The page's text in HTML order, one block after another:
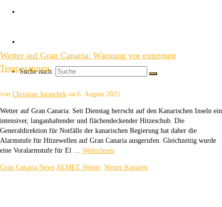
Suche nach:
Wetter auf Gran Canaria: Warnung vor extremen
Temperaturen
von Christian Juraschek on 6. August 2025
Wetter auf Gran Canaria: Seit Dienstag herrscht auf den Kanarischen Inseln ein
intensiver, langanhaltender und flächendeckender Hitzeschub. Die
Generaldirektion für Notfälle der kanarischen Regierung hat daher die
Alarmstufe für Hitzewellen auf Gran Canaria ausgerufen. Gleichzeitig wurde
eine Voralarmstufe für El … Weiterlesen
Gran Canaria News AEMET Wetter, Wetter Kanaren